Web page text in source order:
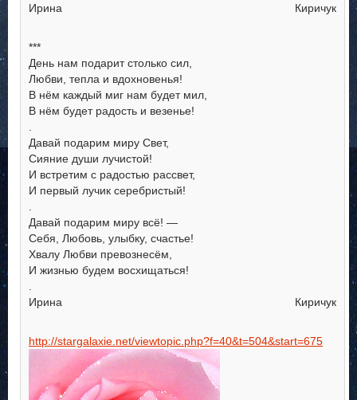
Ирина Киричук
***
День нам подарит столько сил,
Любви, тепла и вдохновенья!
В нём каждый миг нам будет мил,
В нём будет радость и везенье!
Давай подарим миру Свет,
Сияние души лучистой!
И встретим с радостью рассвет,
И первый лучик серебристый!
Давай подарим миру всё! —
Себя, Любовь, улыбку, счастье!
Хвалу Любви превознесём,
И жизнью будем восхищаться!
Ирина Киричук
http://stargalaxie.net/viewtopic.php?f=40&t=504&start=675